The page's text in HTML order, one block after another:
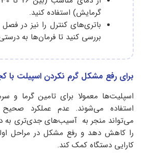
گرمایش) استفاده کنید.
باتری‌های کنترل را نیز در
بررسی کنید تا فرمان‌ها به‌
برای رفع مشکل گرم نکردن اسپیلت با
اسپلیت‌ها معمولا برای تامین گرما و
استفاده می‌شوند. عدم عملکرد
می‌تواند منجر به آسیب‌های جدی‌تری به
را کاهش دهد و رفع مشکل در مراحل
کارایی دستگاه کمک کند.